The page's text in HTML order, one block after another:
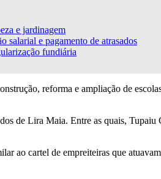
e jardinagem
salarial e pagamento de atrasados
fundiária
reforma e ampliação de
de Lira Maia. Entre as quais,
ao cartel de empreiteiras que